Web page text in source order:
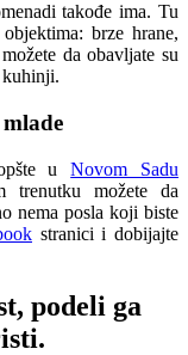
takođe ima. Tu
brze hrane,
da obavljate su
kuhinji.
uNovom Sadu
trenutku možete da
nema posla koji biste
stranici i dobijajte
podeli ga